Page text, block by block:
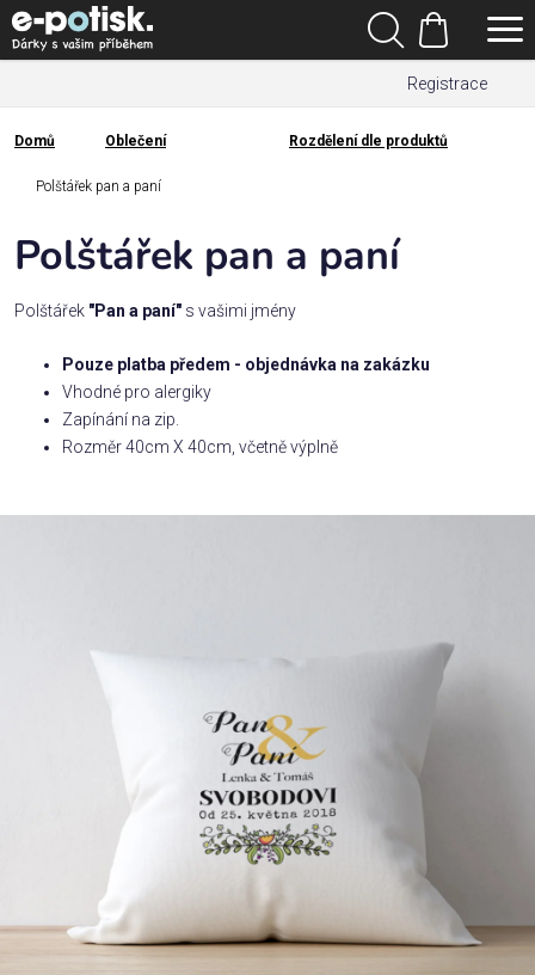
Přejít
na
obsah
Registrace
Hledat
Nákupní
košík
Kategorie
Dárek
Rodina
Láska
sport
Domácnost
Domů
Domů Oblečení Rozdělení dle produktů
Polštářek pan a paní
Polštářek pan a paní
Polštářek "Pan a paní" s vašimi jmény
Pouze platba předem - objednávka na zakázku
Vhodné pro alergiky
Zapínání na zip.
Rozměr 40cm X 40cm, včetně výplně